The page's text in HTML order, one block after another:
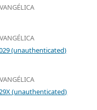
(unauthenticated)
(unauthenticated)